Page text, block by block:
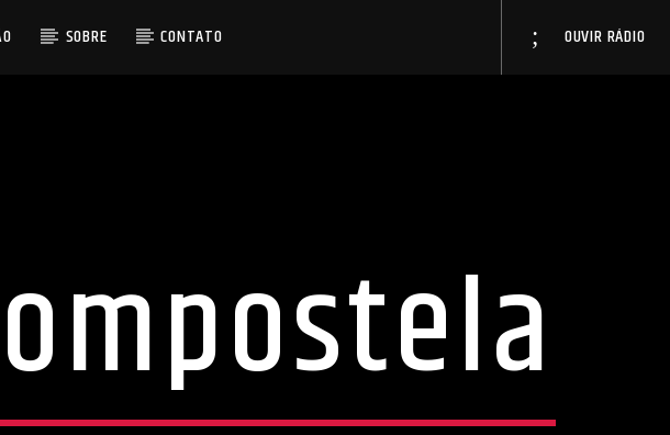
SOBRE CONTATO OUVIR RÁDIO